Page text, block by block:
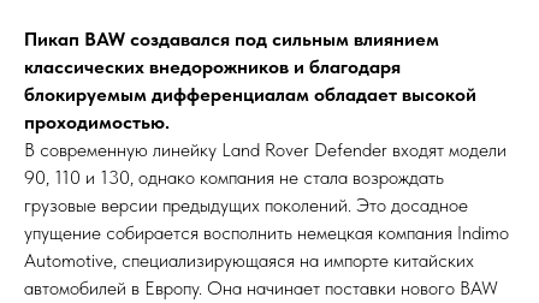
Пикап BAW создавался под сильным влиянием
классических внедорожников и благодаря
блокируемым дифференциалам обладает высокой
проходимостью.
В современную линейку Land Rover Defender входят модели
90, 110 и 130, однако компания не стала возрождать
грузовые версии предыдущих поколений. Это досадное
упущение собирается восполнить немецкая компания Indimo
Automotive, специализирующаяся на импорте китайских
автомобилей в Европу. Она начинает поставки нового BAW